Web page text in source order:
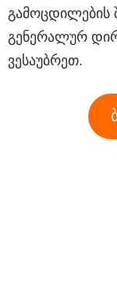
გამოცდილების
გენერალურ
ვესაუბრეთ.